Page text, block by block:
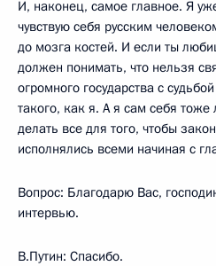
И, наконец, самое главное. Я
чувствую себя русским
до мозга костей. И если ты
должен понимать, что нельзя
огромного государства с
такого, как я. А я сам себя
делать все для того, чтобы
исполнялись всеми начиная с
Вопрос: Благодарю Вас,
интервью.
В.Путин: Спасибо.